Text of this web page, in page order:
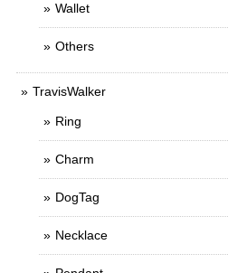
Wallet
Others
TravisWalker
Ring
Charm
DogTag
Necklace